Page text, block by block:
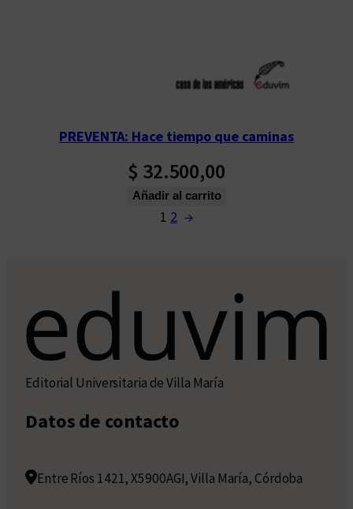
PREVENTA: Hace tiempo que caminas
$ 32.500,00
Añadir al carrito
1 2 →
Editorial Universitaria de Villa María
Datos de contacto
Entre Ríos 1421, X5900AGI, Villa María, Córdoba